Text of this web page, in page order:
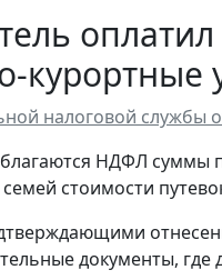
налоговой службы
НДФЛ суммы
стоимости
документы,